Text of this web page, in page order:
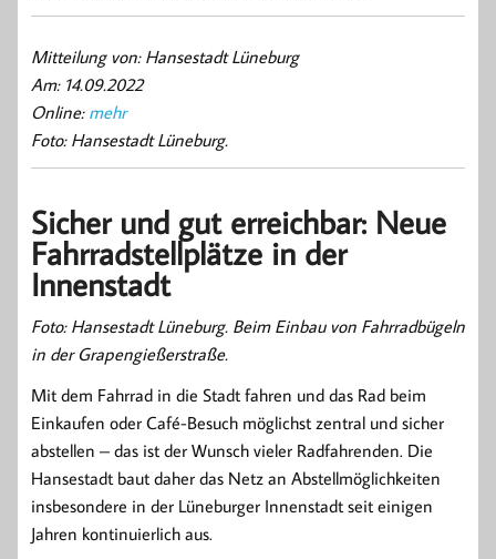
Mitteilung von: Hansestadt Lüneburg
Am: 14.09.2022
Online: mehr
Foto: Hansestadt Lüneburg.
Sicher und gut erreichbar: Neue
Fahrradstellplätze in der
Innenstadt
Foto: Hansestadt Lüneburg. Beim Einbau von Fahrradbügeln
in der Grapengießerstraße.
Mit dem Fahrrad in die Stadt fahren und das Rad beim
Einkaufen oder Café-Besuch möglichst zentral und sicher
abstellen – das ist der Wunsch vieler Radfahrenden. Die
Hansestadt baut daher das Netz an Abstellmöglichkeiten
insbesondere in der Lüneburger Innenstadt seit einigen
Jahren kontinuierlich aus.